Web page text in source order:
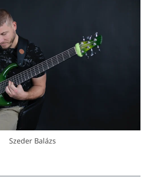
Szeder Balázs